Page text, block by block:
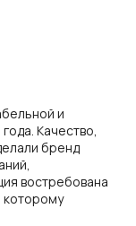
и
Качество,
бренд
востребована
которому